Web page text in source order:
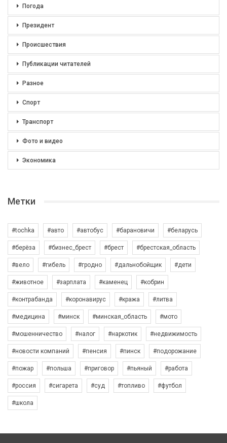
Погода
Президент
Происшествия
Публикации читателей
Разное
Спорт
Транспорт
Фото и видео
Экономика
Метки
#tochka #авто #автобус #барановичи #беларусь
#берёза #бизнес_брест #брест #брестская_область
#вело #гибель #гродно #дальнобойщик #дети
#животное #зарплата #каменец #кобрин
#контрабанда #коронавирус #кража #литва
#медицина #минск #минская_область #мото
#мошенничество #налог #наркотик #недвижимость
#новости компаний #пенсия #пинск #подорожание
#пожар #польша #приговор #пьяный #работа
#россия #сигарета #суд #топливо #футбол
#школа